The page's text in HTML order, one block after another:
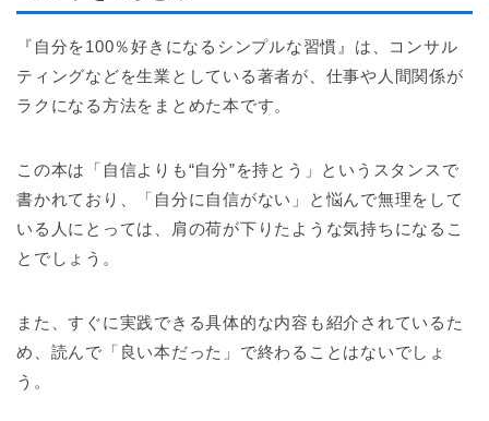
『自分を100％好きになるシンプルな習慣』は、コンサル
ティングなどを生業としている著者が、仕事や人間関係が
ラクになる方法をまとめた本です。
この本は「自信よりも“自分”を持とう」というスタンスで
書かれており、「自分に自信がない」と悩んで無理をして
いる人にとっては、肩の荷が下りたような気持ちになるこ
とでしょう。
また、すぐに実践できる具体的な内容も紹介されているた
め、読んで「良い本だった」で終わることはないでしょ
う。